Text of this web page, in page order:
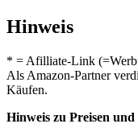
Hinweis
* = Afilliate-Link
Als Amazon-Partner
Käufen.
Hinweis zu Preisen